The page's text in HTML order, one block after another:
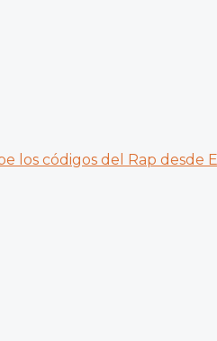
los códigos del Rap desde